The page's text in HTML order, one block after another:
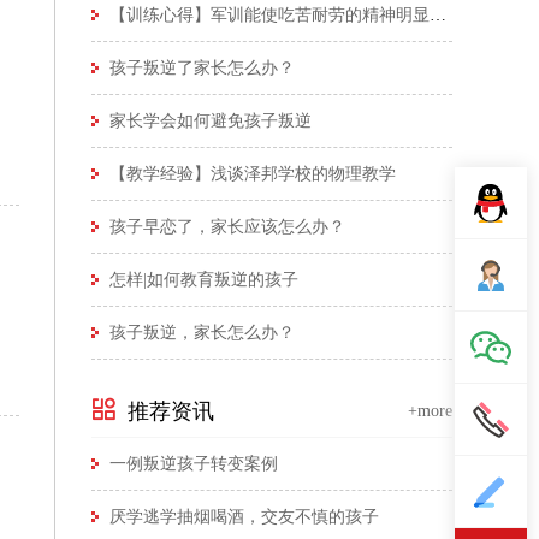
【训练心得】军训能使吃苦耐劳的精神明显体现
孩子叛逆了家长怎么办？
家长学会如何避免孩子叛逆
【教学经验】浅谈泽邦学校的物理教学
孩子早恋了，家长应该怎么办？
怎样|如何教育叛逆的孩子
孩子叛逆，家长怎么办？
推荐资讯 +more
一例叛逆孩子转变案例
厌学逃学抽烟喝酒，交友不慎的孩子